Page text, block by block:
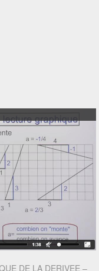
DE LA DERIVEE –